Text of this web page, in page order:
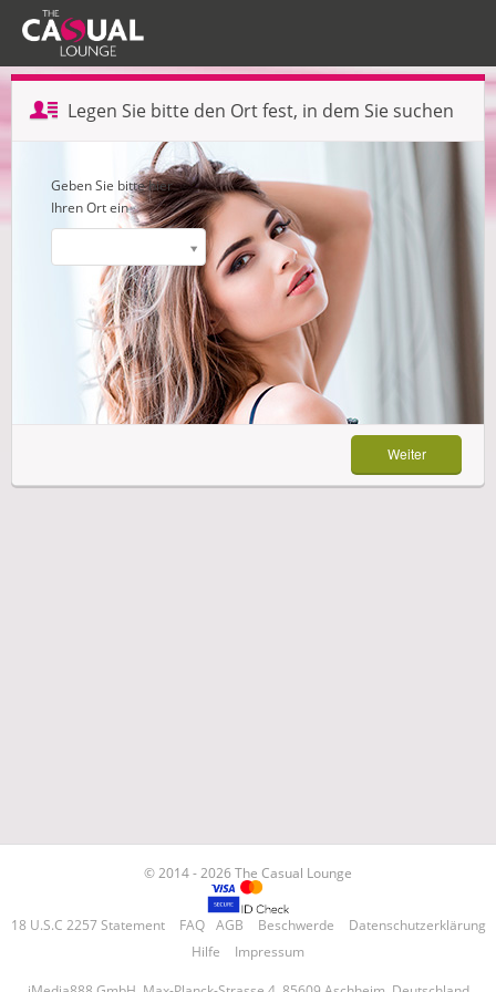
Profil erstellen — Schritt 1 von 3
Legen Sie bitte den Ort fest, in dem Sie suchen
Weiter
Geben Sie bitte hier
Ihren Ort ein
Weiter
© 2014 - 2026 The Casual Lounge
18 U.S.C 2257 Statement FAQ AGB Beschwerde
Datenschutzerklärung
Hilfe
Impressum